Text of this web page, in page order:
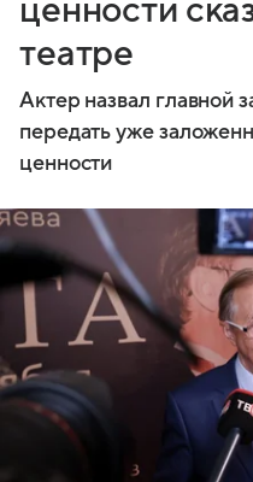
ценности
театре
Актер назвал главной
передать уже
ценности